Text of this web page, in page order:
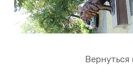
Вернуться